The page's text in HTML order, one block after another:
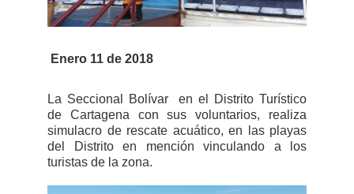
Enero 11 de 2018
La Seccional Bolívar en el Distrito Turístico
de Cartagena con sus voluntarios, realiza
simulacro de rescate acuático, en las playas
del Distrito en mención vinculando a los
turistas de la zona.